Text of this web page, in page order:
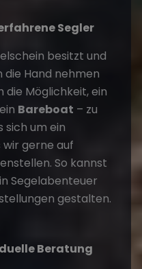
Segler
besitzt und
die Hand nehmen
Möglichkeit, ein
Bareboat – zu
sich um ein
wir gerne auf
So kannst
Segelabenteuer
gestalten.
Beratung